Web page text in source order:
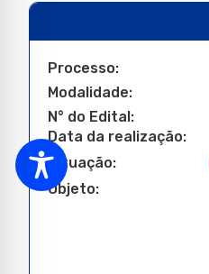
Processo:
Modalidade:
N° do Edital:
Data da realização:
Situação:
Objeto: